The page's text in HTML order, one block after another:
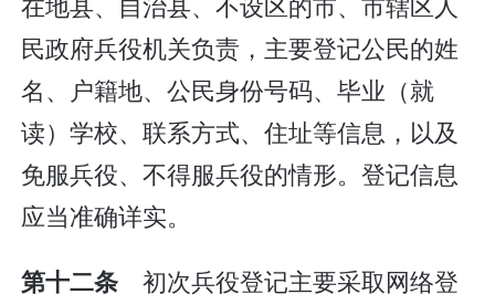
民政府兵役机关负责，主要登记公民的姓
名、户籍地、公民身份号码、毕业（就
读）学校、联系方式、住址等信息，以及
免服兵役、不得服兵役的情形。登记信息
应当准确详实。
第十二条初次兵役登记主要采取网络登